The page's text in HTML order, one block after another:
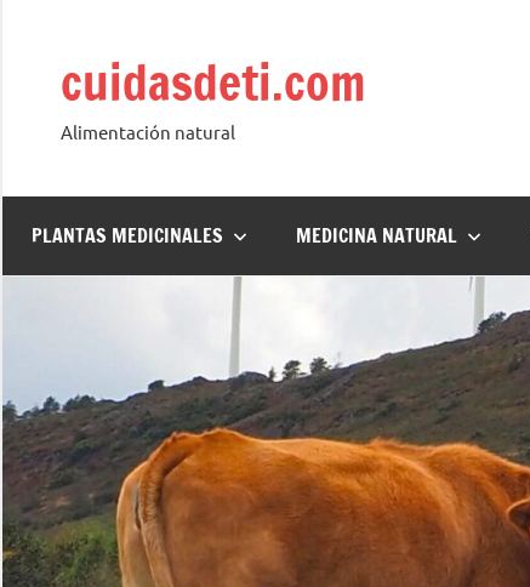
contenidocuidasdeti.com
Alimentación natural
PLANTAS MEDICINALES MEDICINA NATURAL